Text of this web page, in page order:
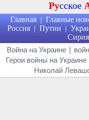
Русское
Главная | Главные
Россия | Путин |
Сирия
Война на Украине |
Герои войны на Украине
Николай